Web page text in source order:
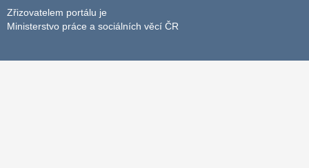
Zřizovatelem portálu je
Ministerstvo práce a sociálních věcí ČR